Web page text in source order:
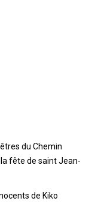
du Chemin
la fête de saint Jean-
de Kiko